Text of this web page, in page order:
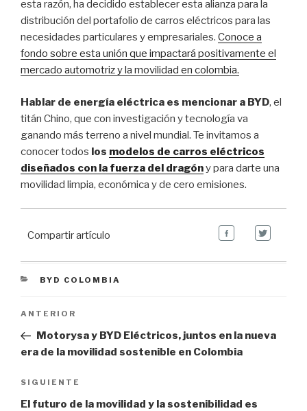
esta razón, ha decidido establecer esta alianza para la
distribución del portafolio de carros eléctricos para las
necesidades particulares y empresariales. Conoce a
fondo sobre esta unión que impactará positivamente el
mercado automotriz y la movilidad en colombia.
Hablar de energía eléctrica es mencionar a BYD, el
titán Chino, que con investigación y tecnología va
ganando más terreno a nivel mundial. Te invitamos a
conocer todos los modelos de carros eléctricos
diseñados con la fuerza del dragóny para darte una
movilidad limpia, económica y de cero emisiones.
Compartir artículo
CATEGORIES
BYD COLOMBIA
Navegación de entradas
Previous
Post
ANTERIOR
Motorysa y BYD Eléctricos, juntos en la nueva
era de la movilidad sostenible en Colombia
Next
Post
SIGUIENTE
El futuro de la movilidad y la sostenibilidad es